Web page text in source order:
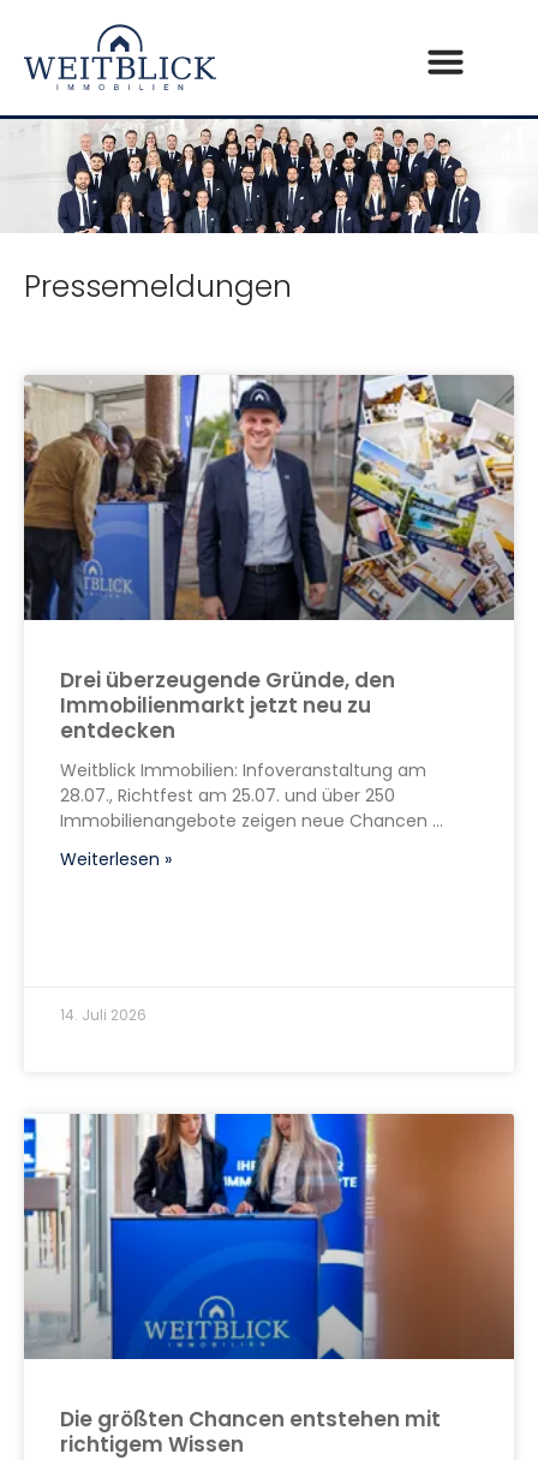
Pressemeldungen
Drei überzeugende Gründe, den
Immobilienmarkt jetzt neu zu
entdecken
Weitblick Immobilien: Infoveranstaltung am
28.07., Richtfest am 25.07. und über 250
Immobilienangebote zeigen neue Chancen
Weiterlesen »
14. Juli 2026
Die größten Chancen entstehen mit
richtigem Wissen